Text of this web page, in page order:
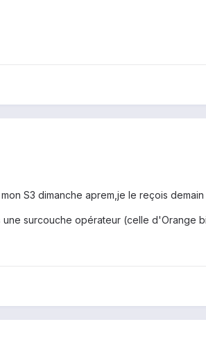
S3 dimanche aprem,je le reçois
surcouche opérateur (celle d'Orange